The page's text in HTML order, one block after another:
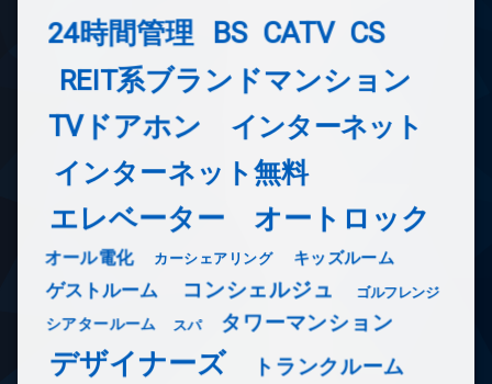
24時間管理 BS CATV CS
REIT系ブランドマンション
TVドアホン インターネット
インターネット無料
エレベーター オートロック
オール電化 カーシェアリング キッズルーム
ゲストルーム コンシェルジュ ゴルフレンジ
シアタールーム スパ タワーマンション
デザイナーズ トランクルーム